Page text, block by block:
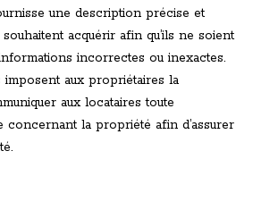
une description précise et
souhaitent acquérir afin qu’ils ne soient
incorrectes ou inexactes.
imposent aux propriétaires la
aux locataires toute
la propriété afin d’assurer